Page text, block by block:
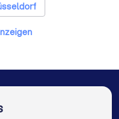
Stuckateure in Essen